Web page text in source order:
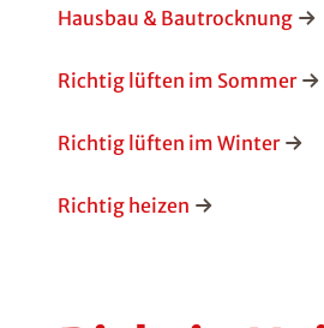
Hausbau & Bautrocknung
Richtig lüften im Sommer
Richtig lüften im Winter
Richtig heizen